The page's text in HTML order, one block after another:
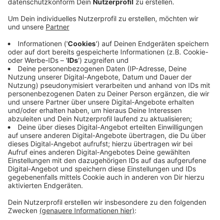
Ein Traktorgespann mit Güllefass ist gegen 7:45 Uhr in
einer der engen Kurven von der Straße abgekommen
und in den Graben gekippt. Dadurch sei Hydrauliköl
ausgelaufen und eine kleine Menge Gülle, sagt der
Leiter der Feuerwehr Kall auf Radio Euskirchen
Nachfrage.
Für die Bergung werde die L22 noch längere Zeit
gesperrt bleiben. Zur Unfallursache hat die Polizei
noch keine Angaben machen können. Der
Rettungsdienst hat sich vor Ort um den Traktorfahrer
gekümmert.